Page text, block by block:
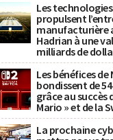
Les
propulsent
manufacturière
Hadrian à une
milliards de
Les bénéfices
bondissent de
grâce au succès
Mario » et de la
La prochaine